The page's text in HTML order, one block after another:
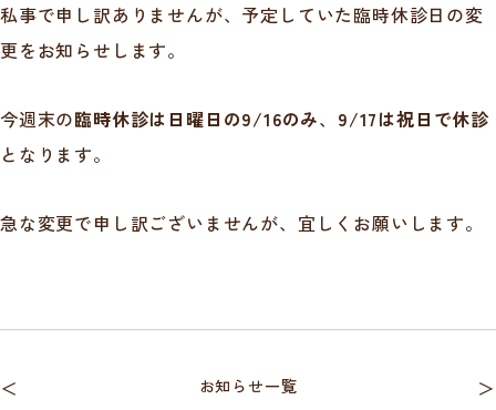
私事で申し訳ありませんが、予定していた臨時休診日の変
更をお知らせします。
今週末の臨時休診は日曜日の9/16のみ、 9/17は祝日で休診
となります。
急な変更で申し訳ございませんが、宜しくお願いします。
＜ お知らせ一覧 ＞